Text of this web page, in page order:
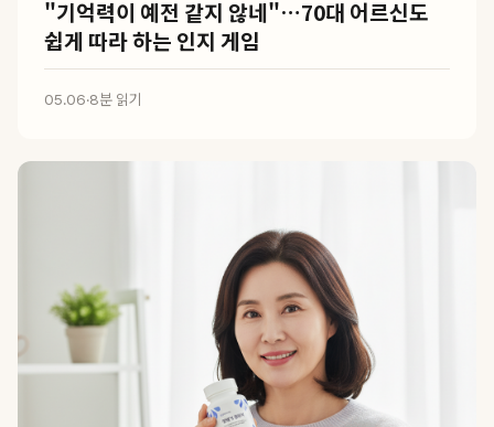
"기억력이 예전 같지 않네"…70대 어르신도
쉽게 따라 하는 인지 게임
05.06·8분 읽기